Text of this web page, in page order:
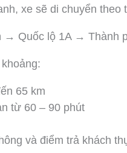
xe sẽ di chuyển theo
→ Quốc lộ 1A → Thành
65 km
từ 60 – 90 phút
và điểm trả khách